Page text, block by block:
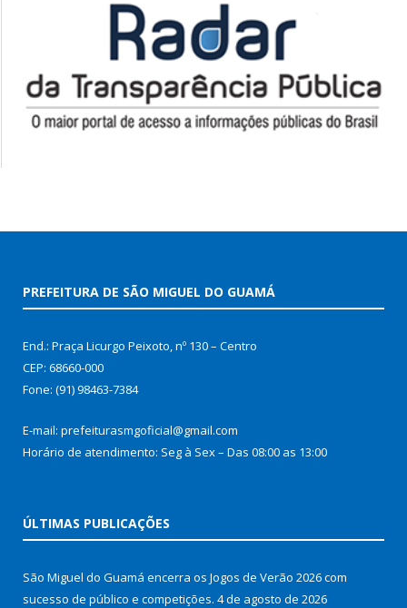
PREFEITURA DE SÃO MIGUEL DO GUAMÁ
End.: Praça Licurgo Peixoto, nº 130 – Centro
CEP: 68660-000
Fone: (91) 98463-7384
E-mail: prefeiturasmgoficial@gmail.com
Horário de atendimento: Seg à Sex – Das 08:00 as 13:00
ÚLTIMAS PUBLICAÇÕES
São Miguel do Guamá encerra os Jogos de Verão 2026 com
sucesso de público e competições. 4 de agosto de 2026